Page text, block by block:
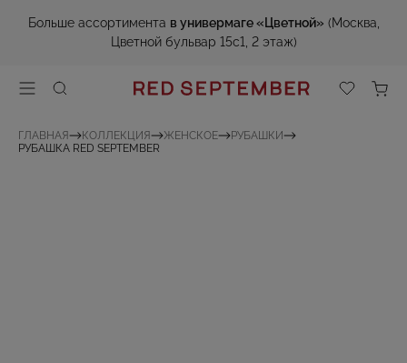
Больше ассортимента в универмаге «Цветной» (Москва,
Цветной бульвар 15с1, 2 этаж)
ГЛАВНАЯ КОЛЛЕКЦИЯ ЖЕНСКОЕ
РУБАШКИ
РУБАШКА RED SEPTEMBER